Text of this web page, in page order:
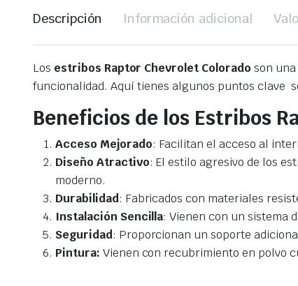
Descripción Información adicional
Los estribos Raptor Chevrolet Colorado son
funcionalidad. Aquí tienes algunos puntos clave
Beneficios de los Estribos
Acceso Mejorado: Facilitan el acceso al
Diseño Atractivo: El estilo agresivo de los
moderno.
Durabilidad: Fabricados con materiales
Instalación Sencilla: Vienen con un sistema
Seguridad: Proporcionan un soporte
Pintura: Vienen con recubrimiento en polvo